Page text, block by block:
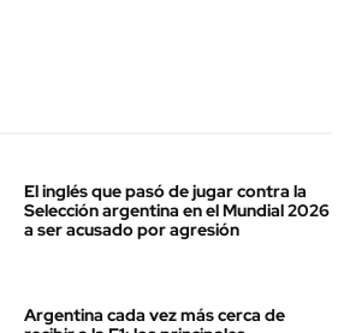
El inglés que pasó de jugar contra la
Selección argentina en el Mundial 2026
a ser acusado por agresión
Argentina cada vez más cerca de